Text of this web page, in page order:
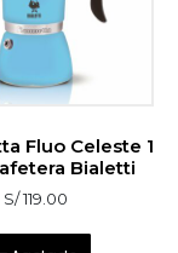
Fluo Celeste 1
Bialetti
S/119.00